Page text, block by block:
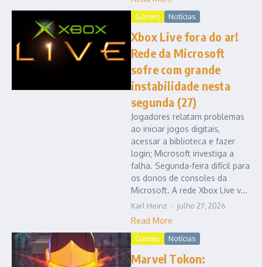
Games Notícias
Xbox Live fora do ar!
Rede da Microsoft
sofre com grande
instabilidade nesta
segunda (27)
Jogadores relatam problemas
ao iniciar jogos digitais,
acessar a biblioteca e fazer
login; Microsoft investiga a
falha. Segunda-feira difícil para
os donos de consoles da
Microsoft. A rede Xbox Live v...
Karl Heinz julho 27, 2026
Read More
Games Notícias
Marvel Tokon: